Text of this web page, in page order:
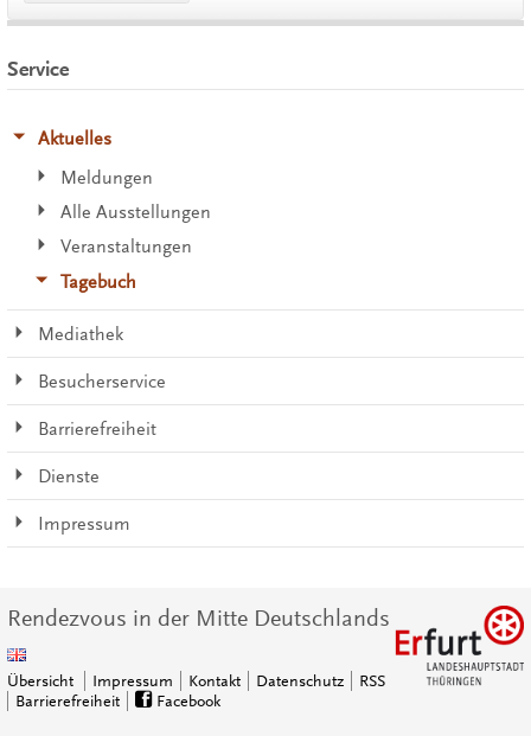
Service
Aktuelles
Meldungen
Alle Ausstellungen
Veranstaltungen
Tagebuch
Mediathek
Besucherservice
Barrierefreiheit
Dienste
Impressum
Rendezvous in der Mitte Deutschlands
Übersicht Impressum Kontakt Datenschutz
RSS
Barrierefreiheit
Facebook